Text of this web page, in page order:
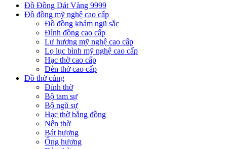
Đồ Đồng Dát Vàng 9999
Đồ đồng mỹ nghệ cao cấp
Đồ đồng khảm ngũ sắc
Đỉnh đồng cao cấp
Lư hương mỹ nghệ cao cấp
Lọ lục bình mỹ nghệ cao cấp
Hạc thờ cao cấp
Đèn thờ cao cấp
Đồ thờ cúng
Đỉnh thờ
Bộ tam sự
Bộ ngũ sự
Hạc thờ bằng đồng
Nến thờ
Bát hương
Ống hương